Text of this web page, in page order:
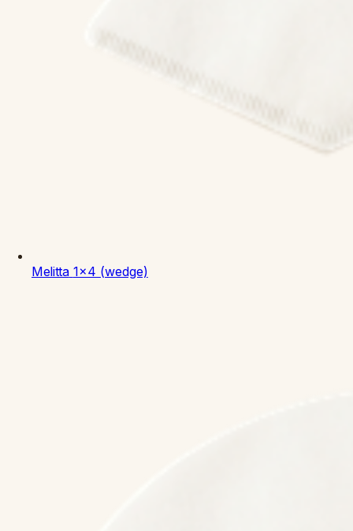
Melitta 1x4 (wedge)